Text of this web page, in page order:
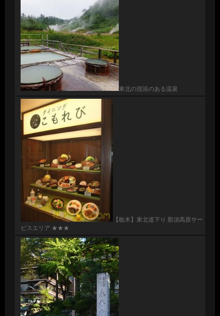
東北の混浴のある温泉
【栃木】東北道下り 那須高原サー
ビスエリア ★★★